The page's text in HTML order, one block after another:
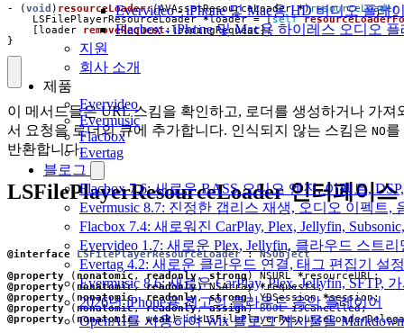
Evervideo - iPhone 및 Mac용 HD 비디오 플레
Flacbox - iPhone 및 Mac용 하이레스 오디오
지원
회사 소개
제품
Evervideo
Evermusic
Flacbox
Evertag
블로그
Flacbox 7.6: 새로운 BASS 오디오 엔진, 이펙트,
Evermusic 8.7: 진정한 갭리스 재생, 오디오 이펙트
Flacbox 7.4: 새로워진 CarPlay, Plex, Jellyfin,
Evervideo 1.7: 새로운 Plex, Jellyfin, 클라우드 스트
Evertag 4.2: 새로운 클라우드 연결, 태그 편집기 설
Evermusic 8.6: 새로운 CarPlay, Plex, Jellyfin, SFTP,
2026년 iPhone용 최고의 클라우드 음악 플레이어
OpenAI를 사용하여 Wix 블로그 게시물을
-
( void ) resourceLoader:(AVAssetResourceLoader *)resourceLoader
LSFilePlayerResourceLoader *loader = [self
loader removeRequest: loadingRequest];
}
이 메서드들은 URL 스킴을 확인하고, 로더를 생성하거나 가져
서 요청을 로더의 큐에 추가합니다. 인식되지 않는 스킴은 NO를
반환합니다.
LSFilePlayerResourceLoader 인터페이스
@interface LSFilePlayerResourceLoader : NSObject
@property
( nonatomic , readonly, strong ) NSURL * resourceURL ;
@property
( nonatomic, readonly) NSArray * requests;
@property
( nonatomic, readonly, strong) YDSession *session;
@property
( nonatomic, readonly, assign) BOOL isCancelled;
@property
( nonatomic, weak) id<